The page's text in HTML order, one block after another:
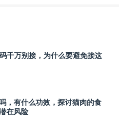
千万别接，为什么要避免接这
，有什么功效，探讨猫肉的食
在风险